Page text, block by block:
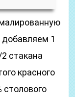
1
стакана
красного
столового